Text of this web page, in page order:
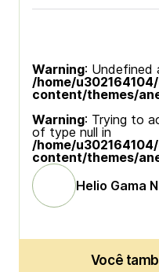
Warning: Undefined
/home/
content/themes/
Warning: Trying to
of type null in
/home/
content/themes/
Helio Gama
Você